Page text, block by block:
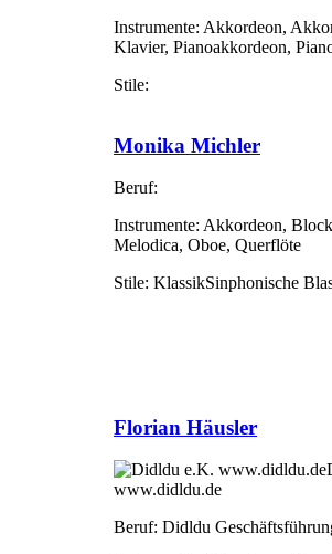
Instrumente: Akkordeon,
Klavier, Pianoakkordeon,
Stile:
Monika Michler
Beruf:
Instrumente: Akkordeon,
Melodica, Oboe, Querflöte
Stile: KlassikSinphonische
Florian Häusler
www.didldu.de
Beruf: Didldu